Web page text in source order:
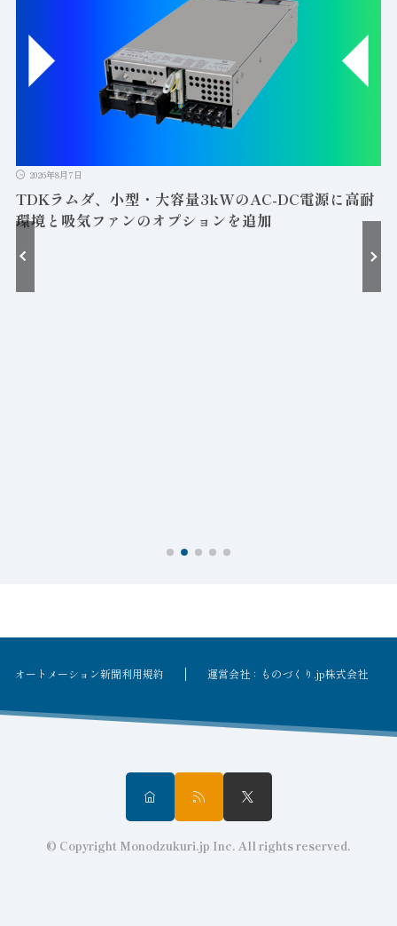
2026年8月7日
TDKラムダ、小型・大容量3kWのAC-DC電源に高耐
環境と吸気ファンのオプションを追加
オートメーション新聞利用規約 運営会社：ものづくり.jp株式会社
© Copyright Monodzukuri.jp Inc. All rights reserved.